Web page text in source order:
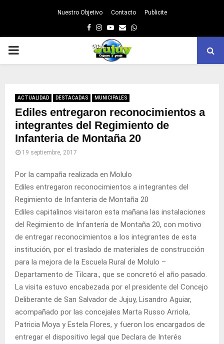
Nuestro Objetivo Contacto Publicite
Facebook
Instagram
Youtube
EmailWhatsapp
PRIMARY
ACTUALIDAD DESTACADAS MUNICIPALES
Ediles entregaron reconocimientos a
integrantes del Regimiento de
Infanteria de Montaña 20
19 septiembre, 2017
​Por la campaña realizada en Molulo
Ediles entregaron reconocimientos a integrantes del
Regimiento de Infanteria de Montaña 20
Ediles capitalinos visitaron esta mañana las instalaciones
del Regimiento de Infantería de Montaña 20, con motivo
de entregar reconocimientos a los integrantes de esta
institución, por el traslado de materiales de construcción
para la mejora de la Escuela Rural de Molulo –
Departamento de Tilcara., que se concretó el año pasado.
La visita estuvo encabezada por el presidente del Concejo
Deliberante de San Salvador de Jujuy, Lisandro Aguiar,
acompañado por las concejales Marta Russo Arriola,
Patricia Moya y Estela Flores, y fueron los encargados de
entregar el dispositivo legal que Declara de Interés